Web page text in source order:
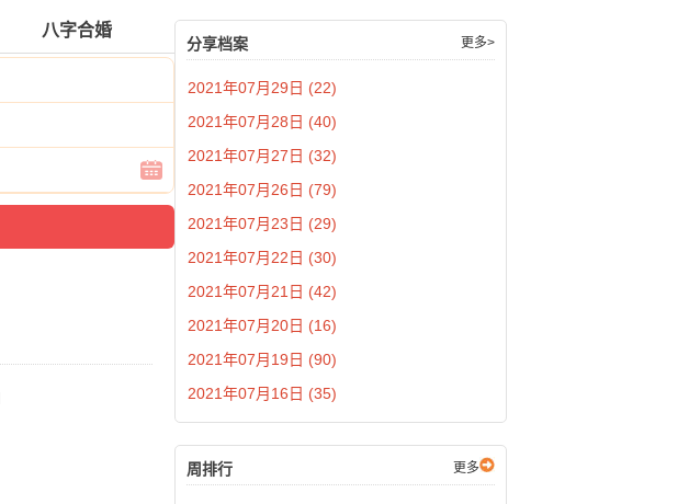
八字合婚
分享档案 更多>
2021年07月29日 (22)
2021年07月28日 (40)
2021年07月27日 (32)
2021年07月26日 (79)
2021年07月23日 (29)
2021年07月22日 (30)
2021年07月21日 (42)
2021年07月20日 (16)
2021年07月19日 (90)
2021年07月16日 (35)
周排行 更多